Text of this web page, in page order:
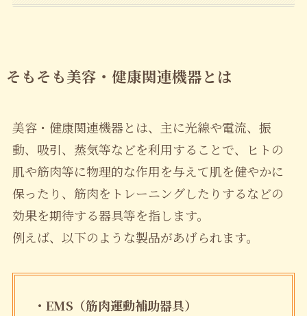
そもそも美容・健康関連機器とは
美容・健康関連機器とは、主に光線や電流、振
動、吸引、蒸気等などを利用することで、ヒトの
肌や筋肉等に物理的な作用を与えて肌を健やかに
保ったり、筋肉をトレーニングしたりするなどの
効果を期待する器具等を指します。
例えば、以下のような製品があげられます。
・EMS（筋肉運動補助器具）